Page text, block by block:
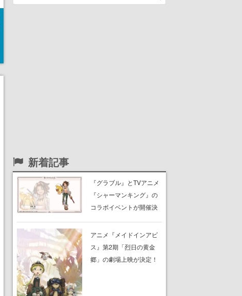
新着記事
『グラブル』とTVアニメ
『シャーマンキング』の
コラボイベントが開催決
子）のビジュアルも公開
アニメ『メイドインアビ
ス』第2期「烈日の黄金
郷」の劇場上映が決定！